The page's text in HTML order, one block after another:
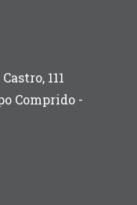
111
Comprido -